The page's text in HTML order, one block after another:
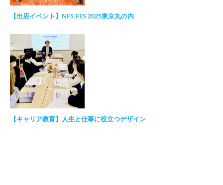
【出店イベント】NFS.FES 2025東京丸の内
【キャリア教育】人生と仕事に役立つデザイン